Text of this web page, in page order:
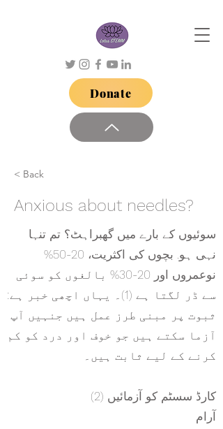
Donate
< Back
Anxious about needles?
سوئیوں کے بارے میں گھبراہٹ؟ تم تنہا
نہی ہو. بچوں کی اکثریت، 20-50%
نوعمروں اور 20-30% بالغوں کو سوئی
سے ڈر لگتا ہے (1)۔ یہاں اچھی خبر ہے:
ثبوت پر مبنی طرز عمل ہیں جنہیں آپ
آزما سکتے ہیں جو خوف اور درد کو کم
کرنے کے لیے ثابت ہیں۔
کارڈ سسٹم کو آزمائیں (2)
آرام